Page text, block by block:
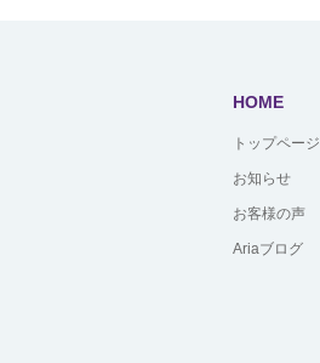
HOME
トップページ
お知らせ
お客様の声
Ariaブログ